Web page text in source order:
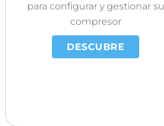
para configurar y gestionar su
compresor
DESCUBRE